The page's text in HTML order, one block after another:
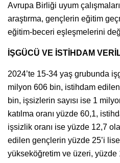
Avrupa Birliği uyum
araştırma, gençlerin eğitim
eğitim-beceri eşleşmelerini
İŞGÜCÜ VE İSTİHDAM
2024’te 15-34 yaş grubunda
milyon 606 bin, istihdam
bin, işsizlerin sayısı ise 1
katılma oranı yüzde 60,1,
işsizlik oranı ise yüzde 12,7
edilen gençlerin yüzde 25’i lise
yükseköğretim ve üzeri, yüzde